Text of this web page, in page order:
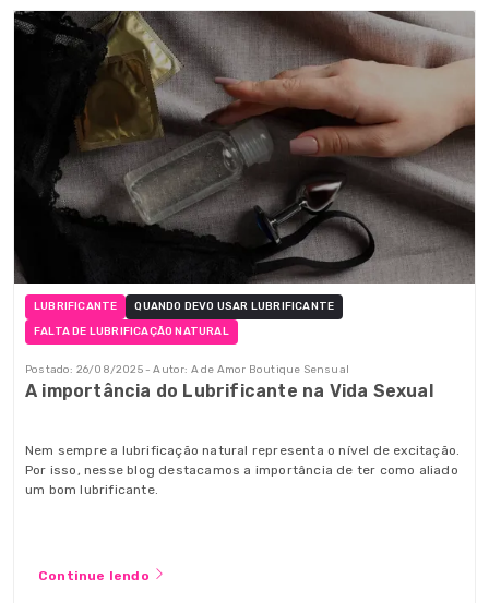
LUBRIFICANTE
QUANDO DEVO USAR LUBRIFICANTE
FALTA DE LUBRIFICAÇÃO NATURAL
Postado: 26/08/2025 - Autor: A de Amor Boutique Sensual
A importância do Lubrificante na Vida Sexual
Nem sempre a lubrificação natural representa o nível de excitação.
Por isso, nesse blog destacamos a importância de ter como aliado
um bom lubrificante.
Continue lendo